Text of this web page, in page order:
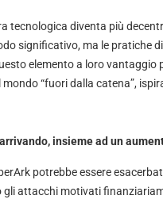
tecnologica diventa più
significativo, ma le pratiche
elemento a loro vantaggio
“fuori dalla catena”,
insieme ad un
potrebbe essere
attacchi motivati